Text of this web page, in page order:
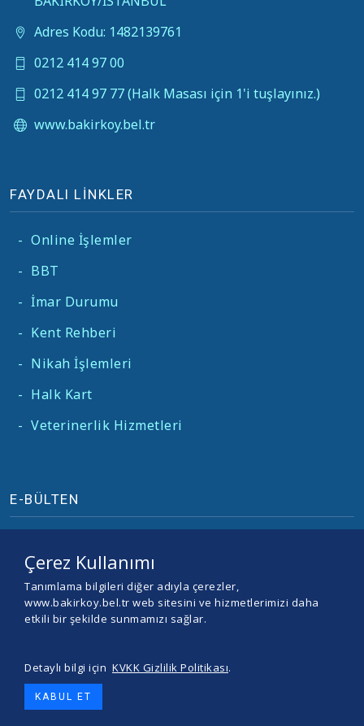
Adres Kodu: 1482139761
0212 414 97 00
0212 414 97 77 (Halk Masası için 1'i tuşlayınız.)
www.bakirkoy.bel.tr
FAYDALI LİNKLER
- Online İşlemler
- BBT
- İmar Durumu
- Kent Rehberi
- Nikah İşlemleri
- Halk Kart
- Veterinerlik Hizmetleri
E-BÜLTEN
© 2026 BAKIRKÖY BELEDİYESİ -
Çerez Kullanımı
Tanımlama bilgileri diğer adıyla çerezler,
www.bakirkoy.bel.tr web sitesini ve hizmetlerimizi daha
etkili bir şekilde sunmamızı sağlar.
Detaylı bilgi için KVKK Gizlilik Politikası.
KABUL ET